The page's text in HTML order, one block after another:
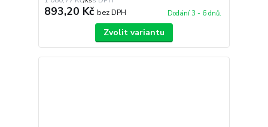
893,20 Kč bez DPH Dodání 3 - 6 dnů.
Zvolit variantu